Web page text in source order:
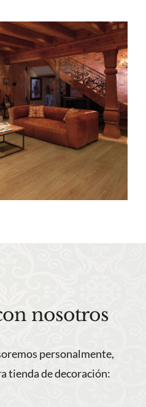
nosotros
personalmente,
tienda de decoración: